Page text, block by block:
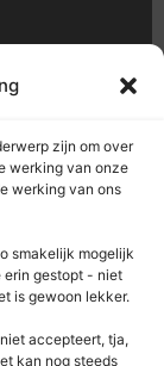
zijn om over
werking van onze
werking van ons
smakelijk mogelijk
erin gestopt - niet
is gewoon lekker.
accepteert, tja,
kan nog steeds